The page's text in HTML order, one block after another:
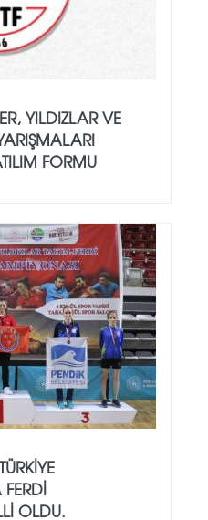
YILDIZLAR VE
FORMU
OLDU.